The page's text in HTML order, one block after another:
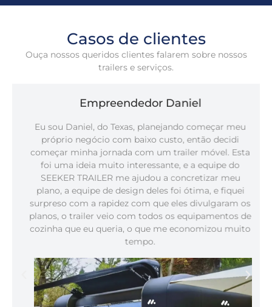
Casos de clientes
Ouça nossos queridos clientes falarem sobre nossos
trailers e serviços.
Empreendedor Daniel
Eu sou Daniel, do Texas, planejando começar meu
próprio negócio com baixo custo, então decidi
começar minha jornada com um trailer móvel. Esta
foi uma ideia muito interessante, e a equipe do
SEEKER TRAILER me ajudou a concretizar meu
plano, a equipe de design deles foi ótima, e fiquei
surpreso com a rapidez com que eles divulgaram os
planos, o trailer veio com todos os equipamentos de
cozinha que eu queria, o que me economizou muito
tempo.